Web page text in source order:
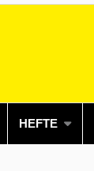
HEFTE